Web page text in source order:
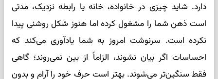
دارد. شاید چیزی در خانواده، خانه یا رابطه نزدیک، مدتی
است ذهن شما را مشغول کرده اما هنوز شکل روشنی پیدا
نکرده است. سرنوشت امروز به شما یادآوری می‌کند که
احساسات اگر بیان نشوند، الزاماً از بین نمی‌روند؛ گاهی
فقط سنگین‌تر می‌شوند. بهتر است حرف خود را آرام و بدون